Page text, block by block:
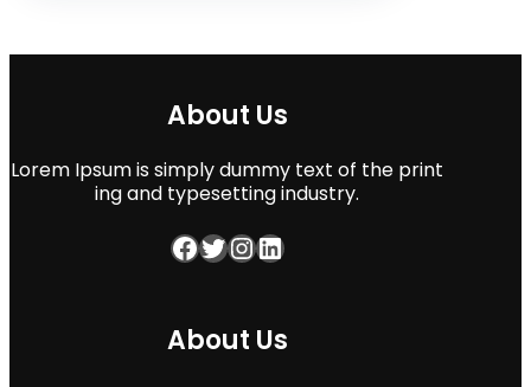
About Us
Lorem Ipsum is simply dummy text of the print
ing and typesetting industry.
Facebook Twitter InstagramLinkedIn
About Us